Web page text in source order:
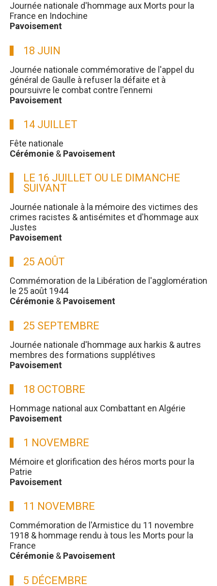
Journée nationale d'hommage aux Morts pour la
France en Indochine
Pavoisement
18 JUIN
Journée nationale commémorative de l'appel du
général de Gaulle à refuser la défaite et à
poursuivre le combat contre l'ennemi
Pavoisement
14 JUILLET
Fête nationale
Cérémonie & Pavoisement
LE 16 JUILLET OU LE DIMANCHE
SUIVANT
Journée nationale à la mémoire des victimes des
crimes racistes & antisémites et d'hommage aux
Justes
Pavoisement
25 AOÛT
Commémoration de la Libération de l'agglomération
le 25 août 1944
Cérémonie & Pavoisement
25 SEPTEMBRE
Journée nationale d'hommage aux harkis & autres
membres des formations supplétives
Pavoisement
18 OCTOBRE
Hommage national aux Combattant en Algérie
Pavoisement
1 NOVEMBRE
Mémoire et glorification des héros morts pour la
Patrie
Pavoisement
11 NOVEMBRE
Commémoration de l'Armistice du 11 novembre
1918 & hommage rendu à tous les Morts pour la
France
Cérémonie & Pavoisement
5 DÉCEMBRE